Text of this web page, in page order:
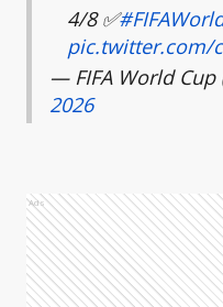
4/8 ✅
pic.twitter.com/
— FIFA World Cup
2026
Ads